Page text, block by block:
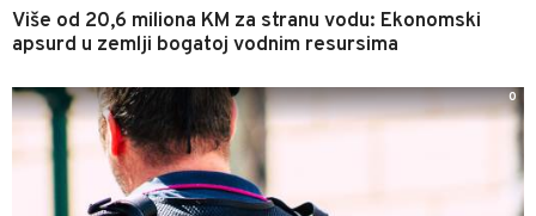
Više od 20,6 miliona KM za stranu vodu: Ekonomski
apsurd u zemlji bogatoj vodnim resursima
0